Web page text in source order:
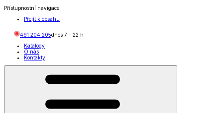
Přístupnostní navigace
Přejít k obsahu
491 204 205dnes 7 - 22 h
Katalogy
O nás
Kontakty